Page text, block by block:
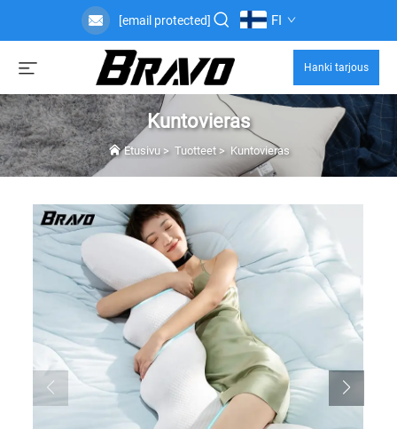
[email protected] FI
Hanki tarjous
Kuntovieras
Etusivu> Tuotteet> Kuntovieras